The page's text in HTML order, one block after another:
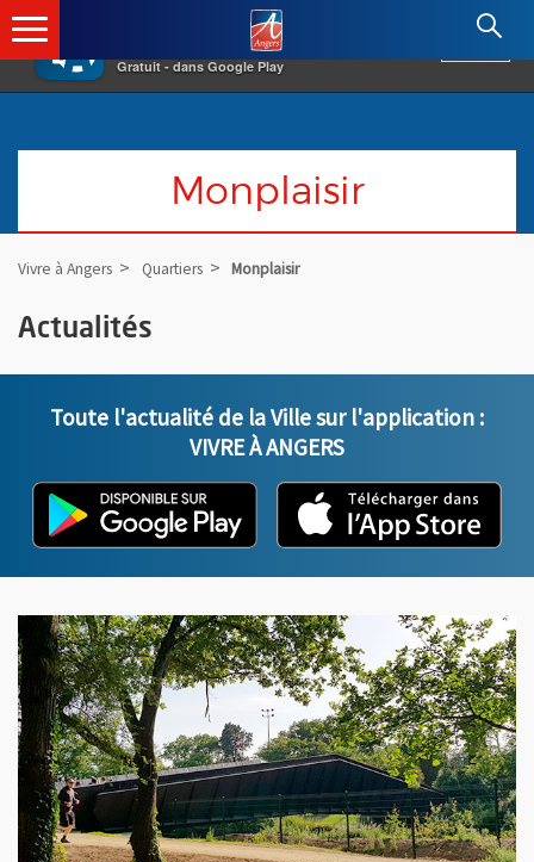
×
Gratuit - dans Google Play
Angers.fr : Retour à l'accueil
Monplaisir
Vivre à Angers Quartiers Monplaisir
Actualités
Toute l'actualité de la Ville sur l'application :
VIVRE À ANGERS
L'application "Vivre à Angers" -
, Ouvre une nouvelle fenêtre ,
En savoir plus sur l'actualité A Monplaisir, une nouvelle